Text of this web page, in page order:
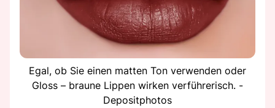
Egal, ob Sie einen matten Ton verwenden oder
Gloss – braune Lippen wirken verführerisch. -
Depositphotos